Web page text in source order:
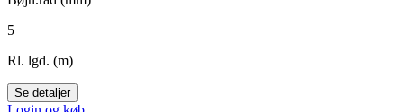
5
Rl. lgd. (m)
Se detaljer